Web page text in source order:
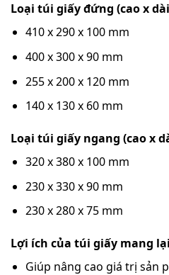
Loại túi giấy đứng (cao x
410 x 290 x 100 mm
400 x 300 x 90 mm
255 x 200 x 120 mm
140 x 130 x 60 mm
Loại túi giấy ngang (cao x
320 x 380 x 100 mm
230 x 330 x 90 mm
230 x 280 x 75 mm
Lợi ích của túi giấy mang
Giúp nâng cao giá trị sản